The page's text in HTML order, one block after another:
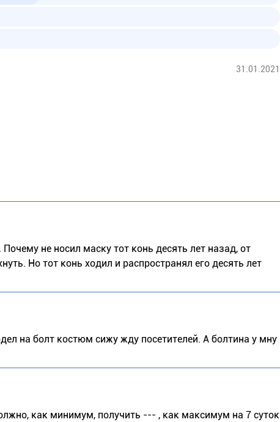
31.01.2021
не носил маску тот конь десять лет назад, от
Но тот конь ходил и распространял его десять лет
на болт костюм сижу жду посетителей. А болтина у мну
как минимум, получить --- , как максимум на 7 суток